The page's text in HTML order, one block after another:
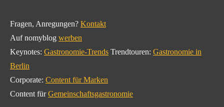
Fragen, Anregungen? Kontakt
Auf nomyblog werben
Keynotes: Gastronomie-Trends Trendtouren: Gastronomie in
Berlin
Corporate: Content für Marken
Content fürGemeinschaftsgastronomie